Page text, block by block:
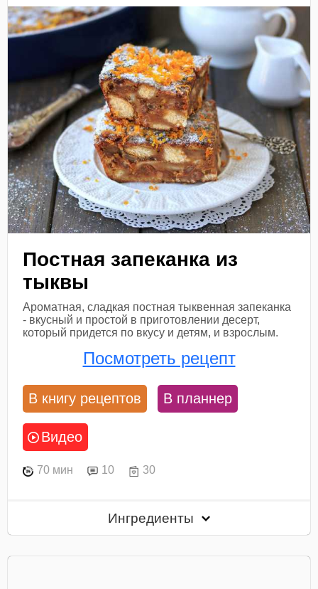
Постная запеканка из
тыквы
Ароматная, сладкая постная тыквенная запеканка
- вкусный и простой в приготовлении десерт,
который придется по вкусу и детям, и взрослым.
Посмотреть рецепт
В книгу рецептов В планнер
Видео
70 мин 10 30
Ингредиенты